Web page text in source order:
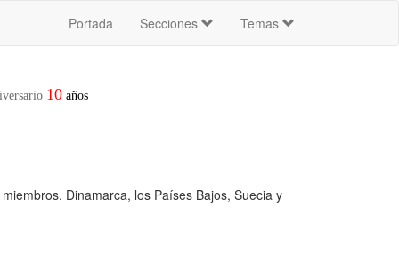
Portada Secciones Temas
10 años
Dinamarca, los Países Bajos, Suecia y